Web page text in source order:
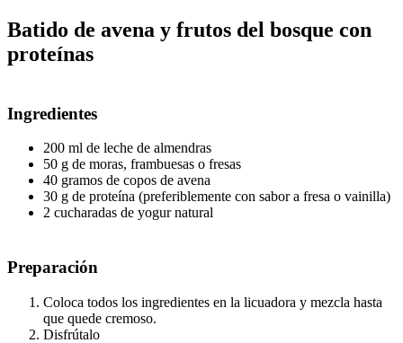
Batido de avena y frutos del bosque con
proteínas
Ingredientes
200 ml de leche de almendras
50 g de moras, frambuesas o fresas
40 gramos de copos de avena
30 g de proteína (preferiblemente con sabor a fresa o vainilla)
2 cucharadas de yogur natural
Preparación
Coloca todos los ingredientes en la licuadora y mezcla hasta
que quede cremoso.
Disfrútalo